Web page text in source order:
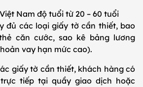
Nam độ tuổi từ 20 – 60 tuổi
đủ các loại giấy tờ cần thiết, bao
căn cước, sao kê bảng lương
vay hạn mức cao).
giấy tờ cần thiết, khách hàng có
tiếp tại quầy giao dịch hoặc